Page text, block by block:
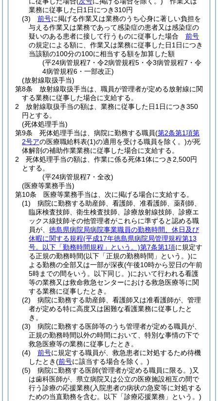
業務に従事した日1日につき310円
(3)
前号に掲げる作業又は業務のうち心身に著しい負担を
与える作業又は業務であって感染症の患者又は感染症の
疑いのある患者に接して行うものに従事した場合 前号
の規定による額に、作業又は業務に従事した日1日につき
当該額の100分の100に相当する額を加算した額
(平24病管規程7・令2病管規程5・令3病管規程7・令
4病管規程6・一部改正)
(放射線取扱手当)
第8条
放射線取扱手当は、職員が管理者が定める放射線に関
する業務に従事した場合に支給する。
2
放射線取扱手当の額は、業務に従事した日1日につき350
円とする。
(死体処理手当)
第9条
死体処理手当は、病院に勤務する職員(第2条第1項第
2号アの医療職給料表(1)の適用を受ける職員を除く。)が死
体解剖の補助作業業務に従事した場合に支給する。
2
死体処理手当の額は、作業に係る死体1体につき2,500円
とする。
(平24病管規程7・全改)
(医療等業務手当)
第10条
医療等業務手当は、次に掲げる場合に支給する。
(1)
病院に勤務する助産師、看護師、准看護師、薬剤師、
臨床検査技師、衛生検査技師、診療放射線技師、診療エ
ックス線技師その他管理者がこれらに準ずると認める職
員が、 徳島県病院局病院事業職員の勤務時間、休日及び
休暇に関する規程(平成17年徳島県病院局管理規程第13
号。以下「勤務時間規程」という。)第7条第1項に規定す
る正規の勤務時間(以下「正規の勤務時間」という。)に
よる勤務の全部又は一部が深夜(午後10時から翌日の午前
5時までの間をいう。以下同じ。)において行われる看護
等の業務又は救命救急センターにおける救急医療等に関
する業務に従事したとき。
(2)
病院に勤務する助産師、看護師又は准看護師が、管理
者が定める特に高度又は困難な看護業務に従事したと
き。
(3)
病院に勤務する医師等のうち管理者が定める職員が、
正規の勤務時間以外の時間において、特別な事情の下で
救急医療等の業務に従事したとき。
(4)
前号に規定する職員が、救急患者に対処するため待機
したとき(前号に該当する場合を除く。)
(5)
病院に勤務する医師(管理者が定める職員に限る。)又
は歯科医師が、県立病院又は公立の医療施設相互の間で
行う診療の応援業務(入院患者の病状の急変等に対処する
ための当直勤務を含む。以下「診療応援業務」という。)